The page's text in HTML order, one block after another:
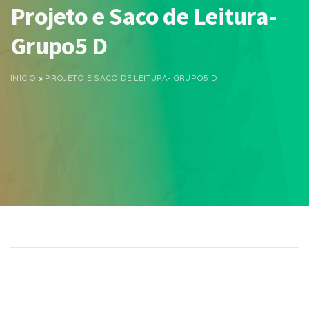
Projeto e Saco de Leitura-
Grupo5 D
INÍCIO » PROJETO E SACO DE LEITURA- GRUPO5 D